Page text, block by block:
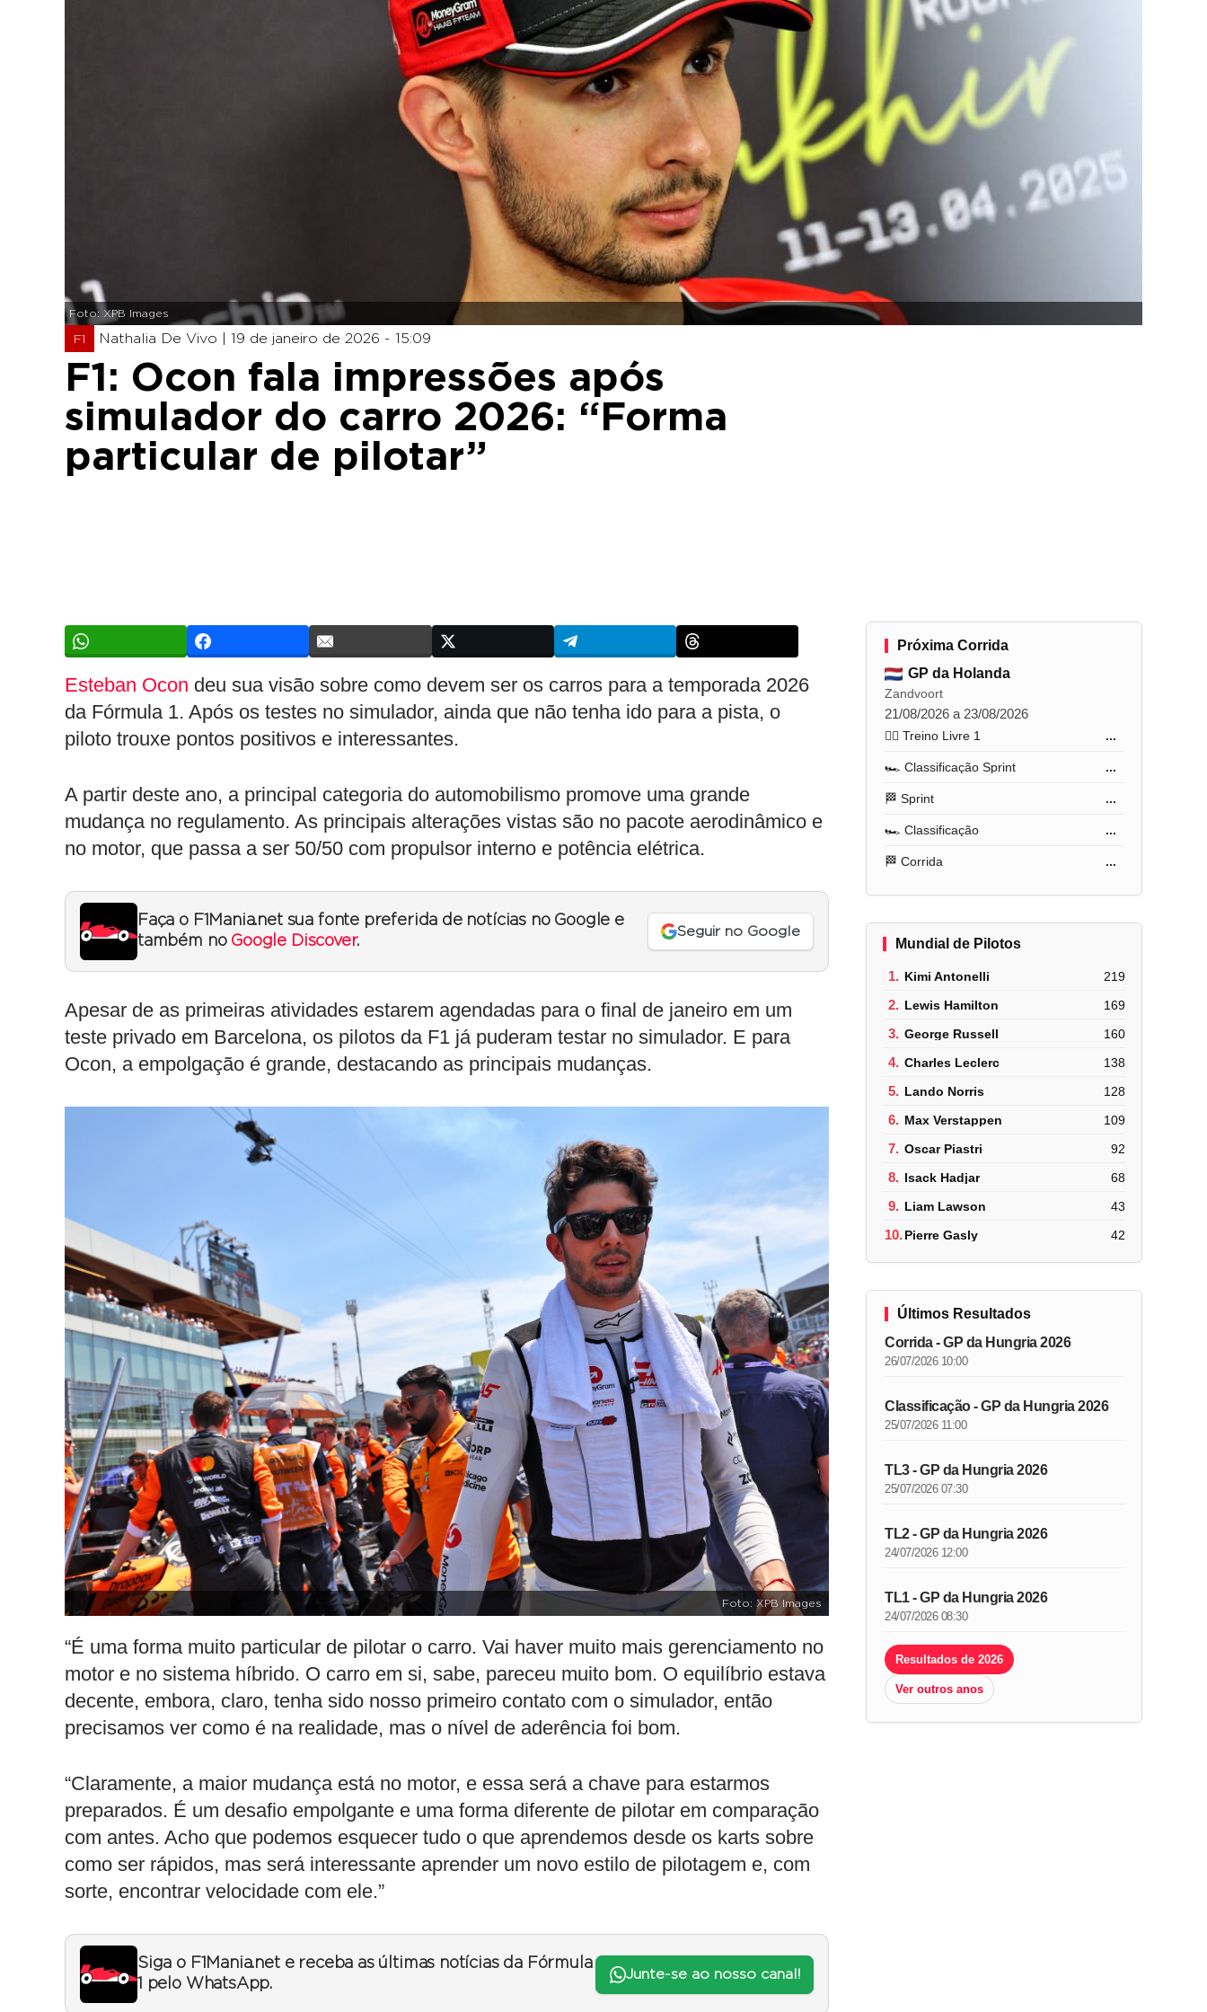
Foto: XPB Images
F1 Nathalia De Vivo | 19 de janeiro de 2026 - 15:09
F1: Ocon fala impressões após
simulador do carro 2026: “Forma
particular de pilotar”
Esteban Ocon deu sua visão sobre como devem ser os carros para a temporada 2026
da Fórmula 1. Após os testes no simulador, ainda que não tenha ido para a pista, o
piloto trouxe pontos positivos e interessantes.
A partir deste ano, a principal categoria do automobilismo promove uma grande
mudança no regulamento. As principais alterações vistas são no pacote aerodinâmico e
no motor, que passa a ser 50/50 com propulsor interno e potência elétrica.
Faça o F1Mania.net sua fonte preferida de notícias no Google e
também no Google Discover.
Seguir no Google
Apesar de as primeiras atividades estarem agendadas para o final de janeiro em um
teste privado em Barcelona, os pilotos da F1 já puderam testar no simulador. E para
Ocon, a empolgação é grande, destacando as principais mudanças.
Foto: XPB Images
“É uma forma muito particular de pilotar o carro. Vai haver muito mais gerenciamento no
motor e no sistema híbrido. O carro em si, sabe, pareceu muito bom. O equilíbrio estava
decente, embora, claro, tenha sido nosso primeiro contato com o simulador, então
precisamos ver como é na realidade, mas o nível de aderência foi bom.
“Claramente, a maior mudança está no motor, e essa será a chave para estarmos
preparados. É um desafio empolgante e uma forma diferente de pilotar em comparação
com antes. Acho que podemos esquecer tudo o que aprendemos desde os karts sobre
como ser rápidos, mas será interessante aprender um novo estilo de pilotagem e, com
sorte, encontrar velocidade com ele.”
Siga o F1Mania.net e receba as últimas notícias da Fórmula
1 pelo WhatsApp.
Junte-se ao nosso canal!
Próxima Corrida
GP da Holanda
Zandvoort
21/08/2026 a 23/08/2026
🏋️‍♂️ Treino Livre 1 ...
🏎️ Classificação Sprint ...
🏁 Sprint ...
🏎️ Classificação ...
🏁 Corrida ...
Mundial de Pilotos
1. Kimi Antonelli 219
2. Lewis Hamilton 169
3. George Russell 160
4. Charles Leclerc 138
5. Lando Norris 128
6. Max Verstappen 109
7. Oscar Piastri 92
8. Isack Hadjar 68
9. Liam Lawson 43
10.Pierre Gasly 42
Últimos Resultados
Corrida - GP da Hungria 2026
26/07/2026 10:00
Classificação - GP da Hungria 2026
25/07/2026 11:00
TL3 - GP da Hungria 2026
25/07/2026 07:30
TL2 - GP da Hungria 2026
24/07/2026 12:00
TL1 - GP da Hungria 2026
24/07/2026 08:30
Resultados de 2026
Ver outros anos